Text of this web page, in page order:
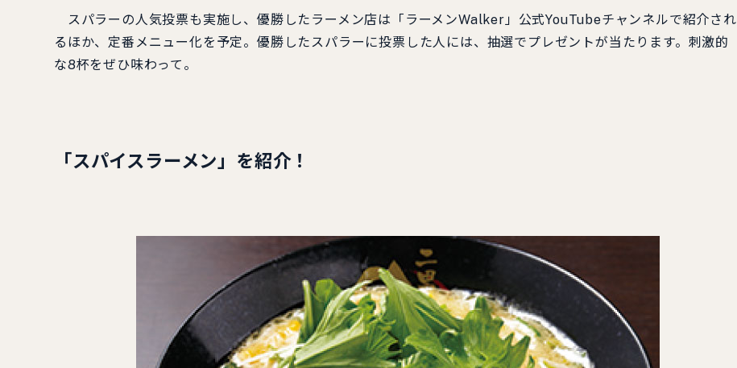
スパラーの人気投票も実施し、優勝したラーメン店は「ラーメンWalker」公式YouTubeチャンネルで紹介され
るほか、定番メニュー化を予定。優勝したスパラーに投票した人には、抽選でプレゼントが当たります。刺激的
な8杯をぜひ味わって。
「スパイスラーメン」を紹介！